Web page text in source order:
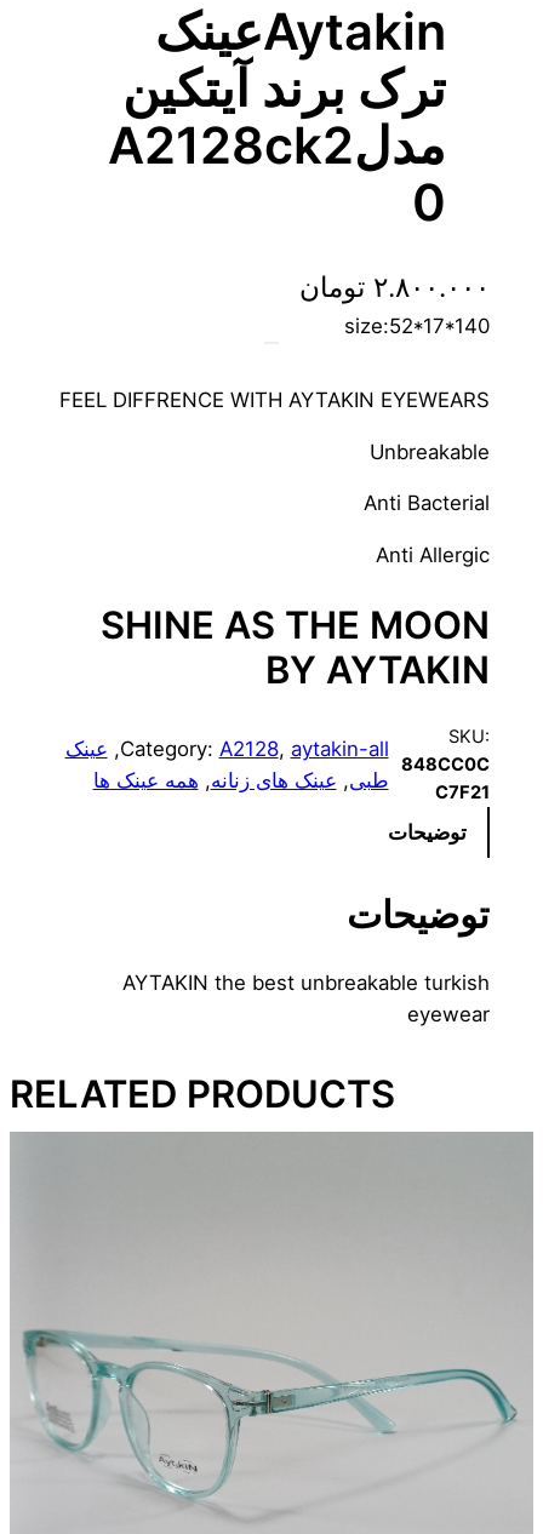
Aytakinعینک
ترک برند آیتکین
مدلA2128ck2
0
۲.۸۰۰.۰۰۰ تومان
size:52*17*140
FEEL DIFFRENCE WITH AYTAKIN EYEWEARS
Unbreakable
Anti Bacterial
Anti Allergic
SHINE AS THE MOON
BY AYTAKIN
SKU:
848CC0C
C7F21
Category: A2128, aytakin-all
, عینک
طبی, عینک های زنانه, همه عینک ها
توضیحات
توضیحات
AYTAKIN the best unbreakable turkish
eyewear
RELATED PRODUCTS